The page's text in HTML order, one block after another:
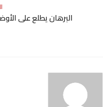
البرهان يطلع على